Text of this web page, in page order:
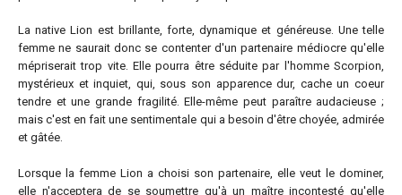
La native Lion est brillante, forte, dynamique et généreuse. Une telle
femme ne saurait donc se contenter d'un partenaire médiocre qu'elle
mépriserait trop vite. Elle pourra être séduite par l'homme Scorpion,
mystérieux et inquiet, qui, sous son apparence dur, cache un coeur
tendre et une grande fragilité. Elle-même peut paraître audacieuse ;
mais c'est en fait une sentimentale qui a besoin d'être choyée, admirée
et gâtée.
Lorsque la femme Lion a choisi son partenaire, elle veut le dominer,
elle n'acceptera de se soumettre qu'à un maître incontesté qu'elle